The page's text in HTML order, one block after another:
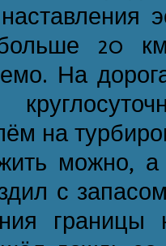
20
На
на
можно, а
с
границы